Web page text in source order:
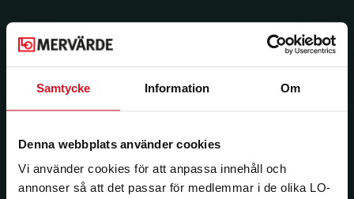
Samtycke Information Om
Denna webbplats använder cookies
Vi använder cookies för att anpassa innehåll och
annonser så att det passar för medlemmar i de olika LO-